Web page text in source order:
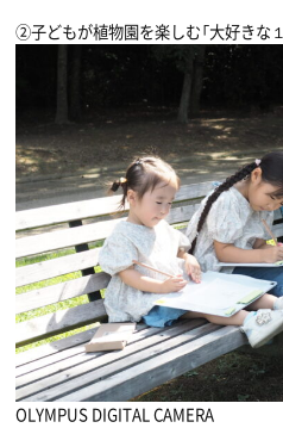
②子どもが植物園を楽しむ「大好きな１
OLYMPUS DIGITAL CAMERA